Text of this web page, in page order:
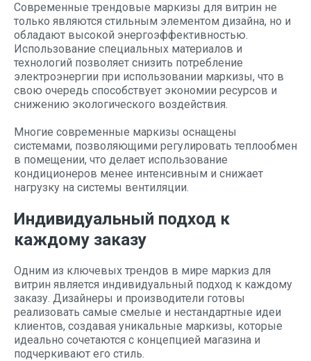
Современные трендовые маркизы для витрин не
только являются стильным элементом дизайна, но и
обладают высокой энергоэффективностью.
Использование специальных материалов и
технологий позволяет снизить потребление
электроэнергии при использовании маркизы, что в
свою очередь способствует экономии ресурсов и
снижению экологического воздействия.
Многие современные маркизы оснащены
системами, позволяющими регулировать теплообмен
в помещении, что делает использование
кондиционеров менее интенсивным и снижает
нагрузку на системы вентиляции.
Индивидуальный подход к
каждому заказу
Одним из ключевых трендов в мире маркиз для
витрин является индивидуальный подход к каждому
заказу. Дизайнеры и производители готовы
реализовать самые смелые и нестандартные идеи
клиентов, создавая уникальные маркизы, которые
идеально сочетаются с концепцией магазина и
подчеркивают его стиль.